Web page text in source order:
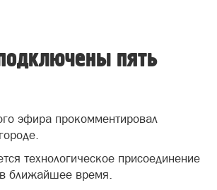
пять
эфира прокомментировал
технологическое присоединение
ближайшее время.